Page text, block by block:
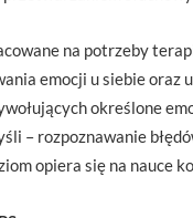
na potrzeby
emocji u siebie oraz
określone
– rozpoznawanie
opiera się na nauce